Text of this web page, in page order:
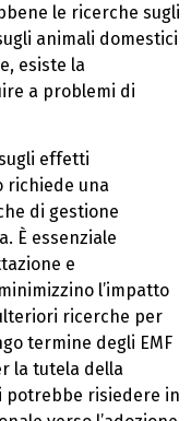
le ricerche sugli
animali domestici
esiste la
a problemi di
effetti
richiede una
di gestione
È essenziale
e
l’impatto
ricerche per
termine degli EMF
la tutela della
potrebbe risiedere in